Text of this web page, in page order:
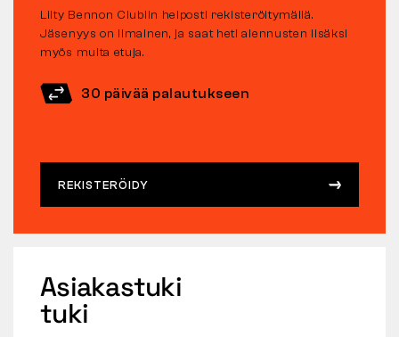
Liity Bennon Clubiin helposti rekisteröitymällä.
Jäsenyys on ilmainen, ja saat heti alennusten lisäksi
myös muita etuja.
30 päivää palautukseen
REKISTERÖIDY
Asiakastuki
tuki